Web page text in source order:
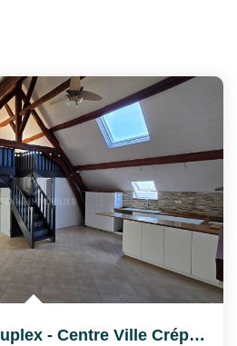
Appartement En Duplex - Centre Ville Crépy En Valois